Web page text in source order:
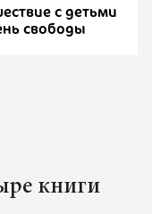
с детьми
свободы
книги